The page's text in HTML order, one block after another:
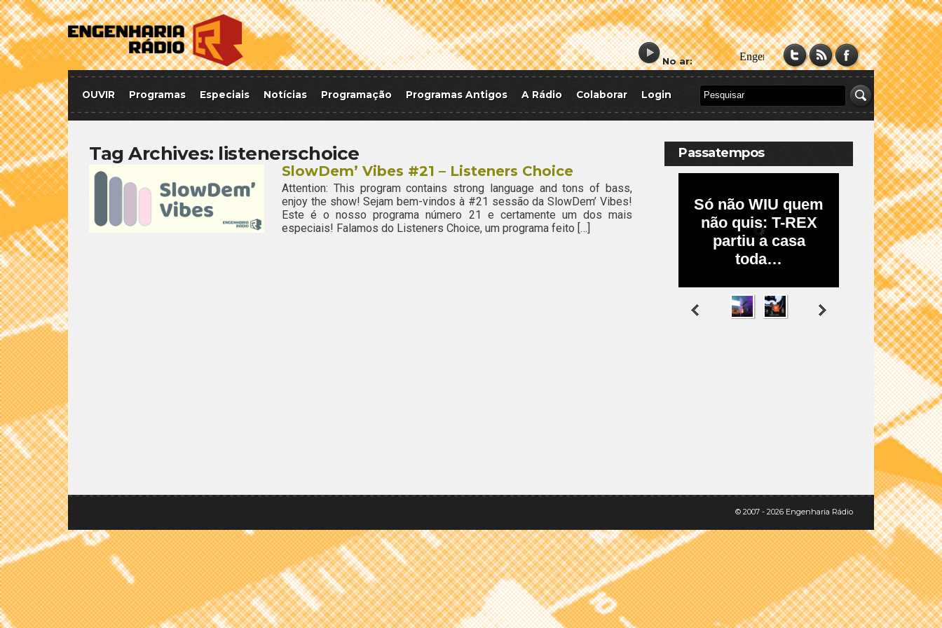
No ar:
OUVIR Programas Especiais Notícias Programação Programas Antigos A Rádio Colaborar Login
Tag Archives: listenerschoice
SlowDem’ Vibes #21 – Listeners Choice
Attention: This program contains strong language and tons of bass,
enjoy the show! Sejam bem-vindos à #21 sessão da SlowDem’ Vibes!
Este é o nosso programa número 21 e certamente um dos mais
especiais! Falamos do Listeners Choice, um programa feito […]
Passatempos
© 2007 - 2026 Engenharia Rádio